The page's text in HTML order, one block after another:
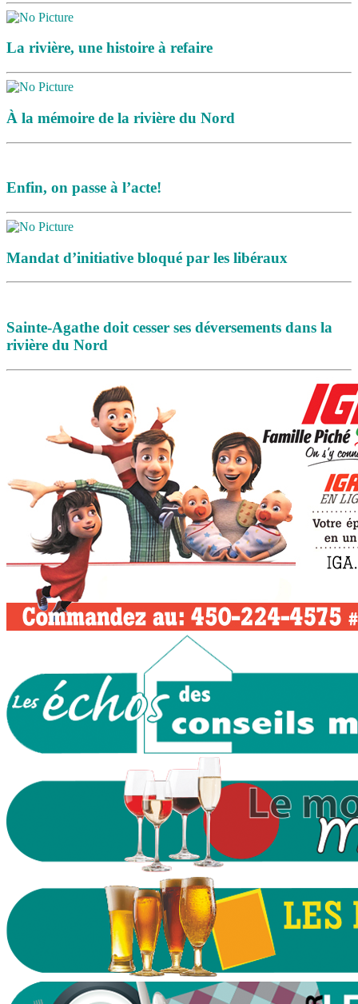
La rivière, une histoire à refaire
À la mémoire de la rivière du Nord
Enfin, on passe à l’acte!
Mandat d’initiative bloqué par les libéraux
Sainte-Agathe doit cesser ses déversements dans la
rivière du Nord